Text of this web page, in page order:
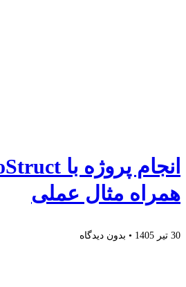
همراه مثال عملی
30 تیر 1405 بدون دیدگاه